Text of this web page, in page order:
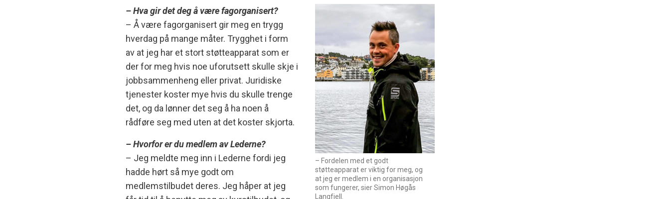
– Fordelen med et godt
støtteapparat er viktig for meg, og
at jeg er medlem i en organisasjon
som fungerer, sier Simon Høgås
Langfjell.
– Hva gir det deg å være fagorganisert?
– Å være fagorganisert gir meg en trygg
hverdag på mange måter. Trygghet i form
av at jeg har et stort støtteapparat som er
der for meg hvis noe uforutsett skulle skje i
jobbsammenheng eller privat. Juridiske
tjenester koster mye hvis du skulle trenge
det, og da lønner det seg å ha noen å
rådføre seg med uten at det koster skjorta.
– Hvorfor er du medlem av Lederne?
– Jeg meldte meg inn i Lederne fordi jeg
hadde hørt så mye godt om
medlemstilbudet deres. Jeg håper at jeg